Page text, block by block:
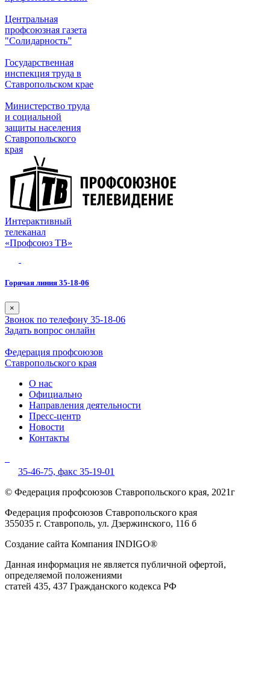
Центральная
профсоюзная газета
"Солидарность”
Государственная
инспекция труда в
Ставропольском крае
Министерство труда
и социальной
защиты населения
Ставропольского
края
Интерактивный
телеканал
«Профсоюз ТВ»
Горячая линия 35-18-06
×
Звонок по телефону 35-18-06
Задать вопрос онлайн
Федерация профсоюзов
Ставропольского края
О нас
Официально
Направления деятельности
Пресс-центр
Новости
Контакты
35-46-75, факс 35-19-01
© Федерация профсоюзов Ставропольского края, 2021г
Федерация профсоюзов Ставропольского края
355035 г. Ставрополь, ул. Дзержинского, 116 б
Создание сайта Компания INDIGO®
Данная информация не является публичной офертой,
определяемой положениями
статей 435, 437 Гражданского кодекса РФ